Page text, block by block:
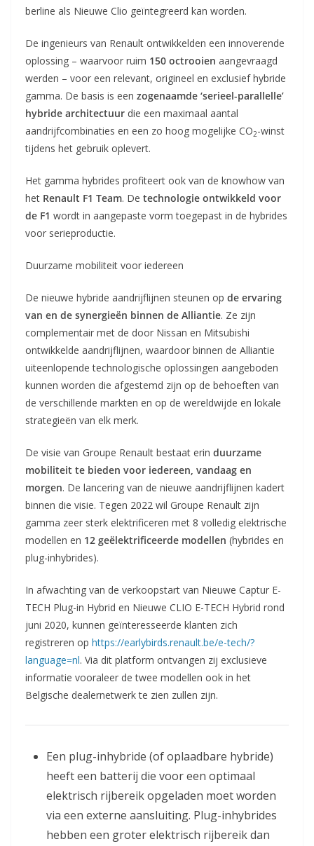
berline als Nieuwe Clio geïntegreerd kan worden.
De ingenieurs van Renault ontwikkelden een innoverende
oplossing – waarvoor ruim 150 octrooien aangevraagd
werden – voor een relevant, origineel en exclusief hybride
gamma. De basis is een zogenaamde ‘serieel-parallelle’
hybride architectuur die een maximaal aantal
aandrijfcombinaties en een zo hoog mogelijke CO2-winst
tijdens het gebruik oplevert.
Het gamma hybrides profiteert ook van de knowhow van
het Renault F1 Team. De technologie ontwikkeld voor
de F1 wordt in aangepaste vorm toegepast in de hybrides
voor serieproductie.
Duurzame mobiliteit voor iedereen
De nieuwe hybride aandrijflijnen steunen op de ervaring
van en de synergieën binnen de Alliantie. Ze zijn
complementair met de door Nissan en Mitsubishi
ontwikkelde aandrijflijnen, waardoor binnen de Alliantie
uiteenlopende technologische oplossingen aangeboden
kunnen worden die afgestemd zijn op de behoeften van
de verschillende markten en op de wereldwijde en lokale
strategieën van elk merk.
De visie van Groupe Renault bestaat erin duurzame
mobiliteit te bieden voor iedereen, vandaag en
morgen. De lancering van de nieuwe aandrijflijnen kadert
binnen die visie. Tegen 2022 wil Groupe Renault zijn
gamma zeer sterk elektrificeren met 8 volledig elektrische
modellen en 12 geëlektrificeerde modellen (hybrides en
plug-inhybrides).
In afwachting van de verkoopstart van Nieuwe Captur E-
TECH Plug-in Hybrid en Nieuwe CLIO E-TECH Hybrid rond
juni 2020, kunnen geïnteresseerde klanten zich
registreren op https://earlybirds.renault.be/e-tech/?
language=nl. Via dit platform ontvangen zij exclusieve
informatie vooraleer de twee modellen ook in het
Belgische dealernetwerk te zien zullen zijn.
Een plug-inhybride (of oplaadbare hybride)
heeft een batterij die voor een optimaal
elektrisch rijbereik opgeladen moet worden
via een externe aansluiting. Plug-inhybrides
hebben een groter elektrisch rijbereik dan